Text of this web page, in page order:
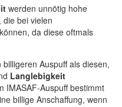
werden unnötig hohe
bei vielen
da diese oftmals
Auspuff als diesen,
Langlebigkeit
IMASAF-Auspuff bestimmt
billige Anschaffung, wenn